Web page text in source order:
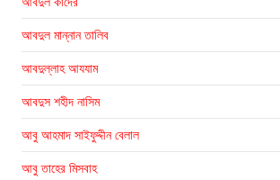
আবদুল মান্নান তালিব
আবদুল্লাহ আযযাম
আবদুস শহীদ নাসিম
আবু আহমাদ সাইফুদ্দীন বেলাল
আবু তাহের মিসবাহ